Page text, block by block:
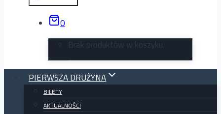
0
Brak produktów w koszyku.
PIERWSZA DRUŻYNA
BILETY
AKTUALNOŚCI